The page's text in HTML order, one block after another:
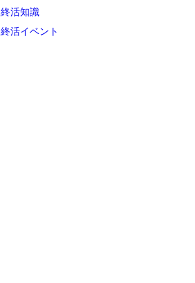
終活知識
終活イベント